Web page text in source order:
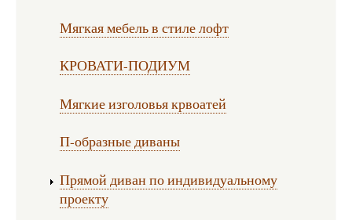
Мягкая мебель в стиле лофт
КРОВАТИ-ПОДИУМ
Мягкие изголовья крвоатей
П-образные диваны
Прямой диван по индивидуальному
проекту